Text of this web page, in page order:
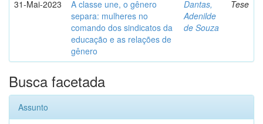
31-Mai-2023
A classe une, o gênero
separa: mulheres no
comando dos sindicatos da
educação e as relações de
gênero
Dantas,
Adenilde
de Souza
Tese
Busca facetada
Assunto